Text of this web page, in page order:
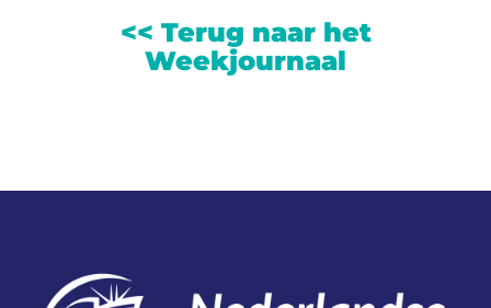
<< Terug naar het
Weekjournaal